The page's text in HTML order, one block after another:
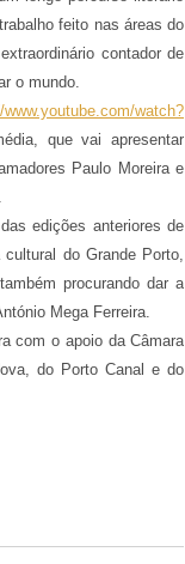
feito nas áreas do
contador de
o mundo.
watch?
que vai apresentar
Paulo Moreira e
edições anteriores de
do Grande Porto,
procurando dar a
Mega Ferreira.
com o apoio da Câmara
do Porto Canal e do